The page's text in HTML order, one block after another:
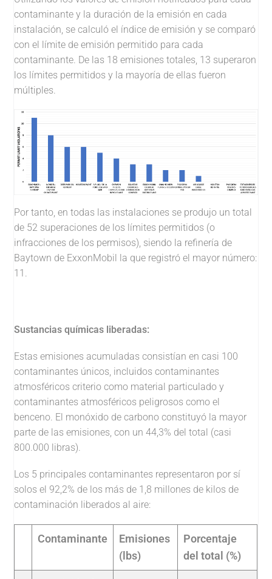
contaminante y la duración de la emisión en cada
instalación, se calculó el índice de emisión y se comparó
con el límite de emisión permitido para cada
contaminante. De las 18 emisiones totales, 13 superaron
los límites permitidos y la mayoría de ellas fueron
múltiples.
Por tanto, en todas las instalaciones se produjo un total
de 52 superaciones de los límites permitidos (o
infracciones de los permisos), siendo la refinería de
Baytown de ExxonMobil la que registró el mayor número:
11.
Sustancias químicas liberadas:
Estas emisiones acumuladas consistían en casi 100
contaminantes únicos, incluidos contaminantes
atmosféricos criterio como material particulado y
contaminantes atmosféricos peligrosos como el
benceno. El monóxido de carbono constituyó la mayor
parte de las emisiones, con un 44,3% del total (casi
800.000 libras).
Los 5 principales contaminantes representaron por sí
solos el 92,2% de los más de 1,8 millones de kilos de
contaminación liberados al aire:
Contaminante
Emisiones
(lbs)
Porcentaje
del total (%)